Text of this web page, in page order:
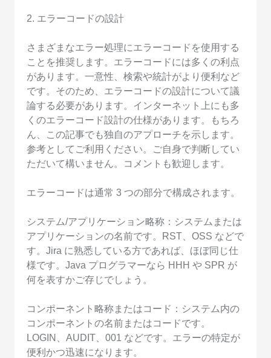
2. エラーコードの設計
さまざまなエラー処理にエラーコードを使用する
ことを推奨します。エラーコードには多くの利点
があります。一意性、検索や統計がより便利など
です。そのため、エラーコードの設計について議
論する必要があります。インターネット上にも多
くのエラーコード設計の仕様があります。もちろ
ん、この記事でも独自のアプローチを示します。
参考としてご利用ください。ご自身で判断してい
ただいて構いません。コメントも歓迎します。
エラーコードは通常 3 つの部分で構成されます。
システム/アプリケーション略称：システムまたは
アプリケーションの名前です。RST、OSS などで
す。Jira に熟悉している方であれば、ほぼ同じ仕
様です。Java プログラマーなら HHH や SPR が
何を表すかご存じでしょう。
コンポーネント略称またはコード：システム内の
コンポーネントの名前またはコードです。
LOGIN、AUDIT、001 などです。エラーの特定が
便利かつ迅速になります。